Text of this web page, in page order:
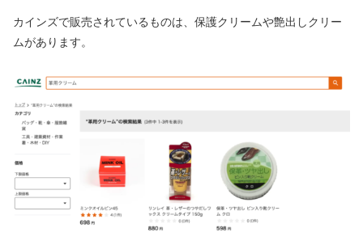
カインズで販売されているものは、保護クリームや艶出しクリー
ムがあります。